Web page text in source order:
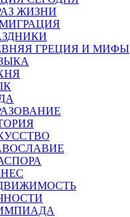
ЖИЗНИ
ГРЕЦИЯ И МИФЫ